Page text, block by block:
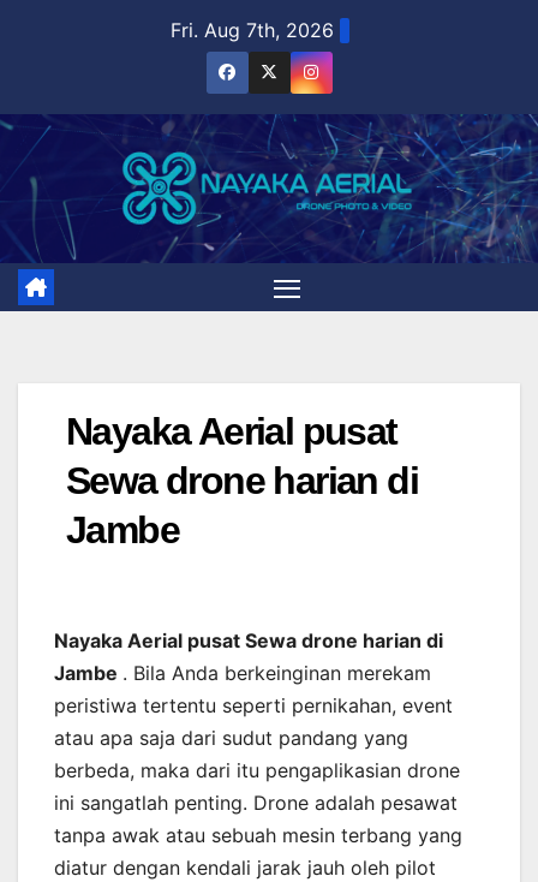
Fri. Aug 7th, 2026
Nayaka Aerial pusat
Sewa drone harian di
Jambe
Nayaka Aerial pusat Sewa drone harian di
Jambe . Bila Anda berkeinginan merekam
peristiwa tertentu seperti pernikahan, event
atau apa saja dari sudut pandang yang
berbeda, maka dari itu pengaplikasian drone
ini sangatlah penting. Drone adalah pesawat
tanpa awak atau sebuah mesin terbang yang
diatur dengan kendali jarak jauh oleh pilot